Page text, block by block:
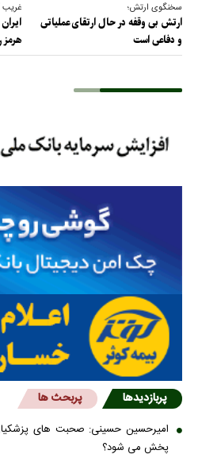
سخنگوی ارتش؛
ارتش بی وقفه در حال ارتقای عملیاتی
و دفاعی است
غریب
هرمز
پربازدیدها پربحث ها
امیرحسین حسینی: صحبت های
پخش می شود؟